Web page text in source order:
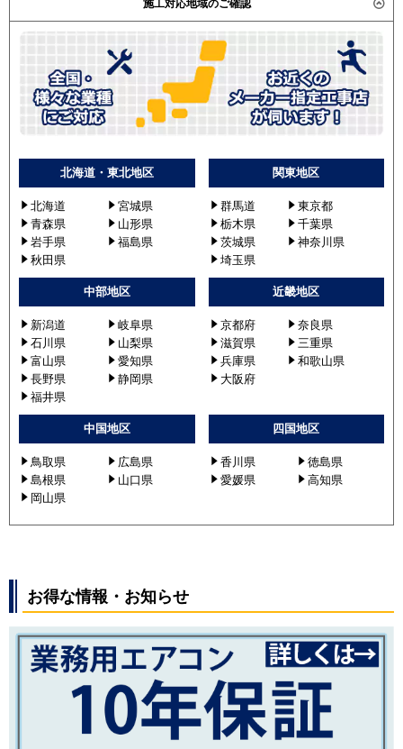
施工対応地域のご確認
北海道・東北地区
北海道
宮城県
青森県
山形県
岩手県
福島県
秋田県
関東地区
群馬道
東京都
栃木県
千葉県
茨城県
神奈川県
埼玉県
中部地区
新潟道
岐阜県
石川県
山梨県
富山県
愛知県
長野県
静岡県
福井県
近畿地区
京都府
奈良県
滋賀県
三重県
兵庫県
和歌山県
大阪府
中国地区
鳥取県
広島県
島根県
山口県
岡山県
四国地区
香川県
徳島県
愛媛県
高知県
お得な情報・お知らせ